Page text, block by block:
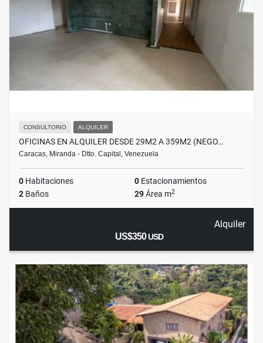
CONSULTORIO ALQUILER
OFICINAS EN ALQUILER DESDE 29M2 A 359M2 (NEGO…
Caracas, Miranda - Dtto. Capital, Venezuela
0 Habitaciones 0 Estacionamientos
2 Baños 29Área m2
Alquiler
US$350USD